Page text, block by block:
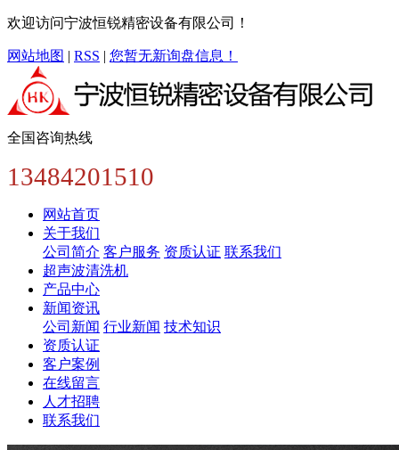
欢迎访问宁波恒锐精密设备有限公司！
网站地图 | RSS | 您暂无新询盘信息！
全国咨询热线
13484201510
网站首页
关于我们
公司简介 客户服务 资质认证 联系我们
超声波清洗机
产品中心
新闻资讯
公司新闻 行业新闻 技术知识
资质认证
客户案例
在线留言
人才招聘
联系我们